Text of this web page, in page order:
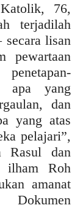
76,
terjadilah
lisan
pewartaan
apa yang
dan
yang atas
pelajari”,
Rasul dan
ilham Roh
amanat
Dokumen